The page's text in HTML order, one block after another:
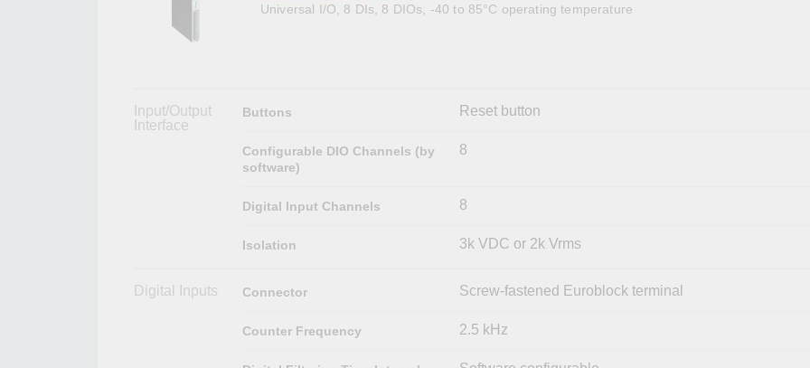
Universal I/O, 8 DIs, 8 DIOs, -40 to 85°C operating temperature
Input/Output
Interface
Buttons Reset button
Configurable DIO Channels (by
software)
8
Digital Input Channels 8
Isolation 3k VDC or 2k Vrms
Digital Inputs Connector Screw-fastened Euroblock terminal
Counter Frequency 2.5 kHz